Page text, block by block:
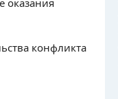
оказания
конфликта